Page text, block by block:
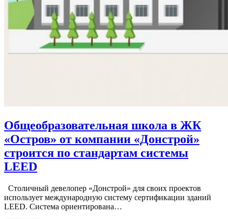
Общеобразовательная школа в ЖК
«Остров» от компании «Донстрой»
строится по стандартам системы
LEED
Столичный девелопер «Донстрой» для своих проектов
использует международную систему сертификации зданий
LEED. Система ориентирована…